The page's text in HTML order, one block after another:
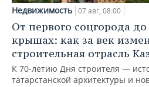
Недвижимость 07 авг, 08:00
От первого соцгорода
крышах: как за век
строительная отрасль
К 70-летию Дня строителя —
татарстанской архитектуры и